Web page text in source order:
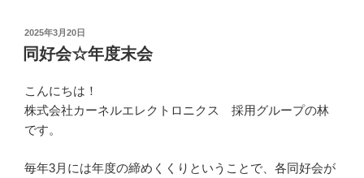
投
稿
日:
2025年3月20日
同好会☆年度末会
こんにちは！
株式会社カーネルエレクトロニクス 採用グループの林
です。
毎年3月には年度の締めくくりということで、各同好会が